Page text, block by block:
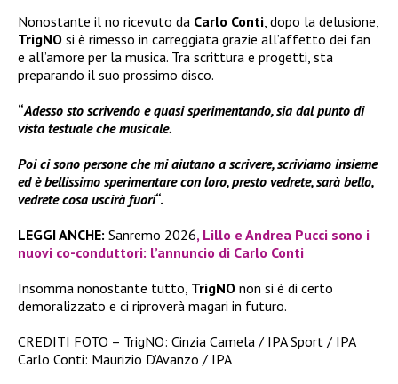
Nonostante il no ricevuto da Carlo Conti , dopo la delusione,
TrigNO si è rimesso in carreggiata grazie all’affetto dei fan
e all’amore per la musica. Tra scrittura e progetti, sta
preparando il suo prossimo disco.
“Adesso sto scrivendo e quasi sperimentando, sia dal punto di
vista testuale che musicale.
Poi ci sono persone che mi aiutano a scrivere, scriviamo insieme
ed è bellissimo sperimentare con loro, presto vedrete, sarà bello,
vedrete cosa uscirà fuori“.
LEGGI ANCHE: Sanremo 2026, Lillo e Andrea Pucci sono i
nuovi co-conduttori: l’annuncio di Carlo Conti
Insomma nonostante tutto, TrigNO non si è di certo
demoralizzato e ci riproverà magari in futuro.
CREDITI FOTO – TrigNO: Cinzia Camela / IPA Sport / IPA
Carlo Conti: Maurizio D’Avanzo / IPA